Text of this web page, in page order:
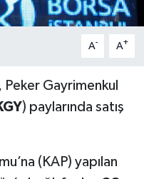
A- A+
Gayrimenkul
) paylarında satış
(KAP) yapılan